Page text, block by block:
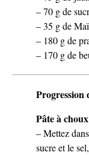
– 70 g de
– 35 g de
– 180 g de
– 170 g de
Progression
Pâte à choux
– Mettez
sucre et le